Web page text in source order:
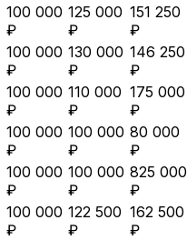
100 000
₽
125 000
₽
151 250
₽
100 000
₽
130 000
₽
146 250
₽
100 000
₽
110 000
₽
175 000
₽
100 000
₽
100 000
₽
80 000
₽
100 000
₽
100 000
₽
825 000
₽
100 000
₽
122 500
₽
162 500
₽